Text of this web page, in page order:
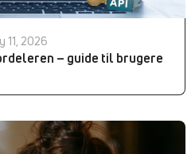
11, 2026
– guide til brugere